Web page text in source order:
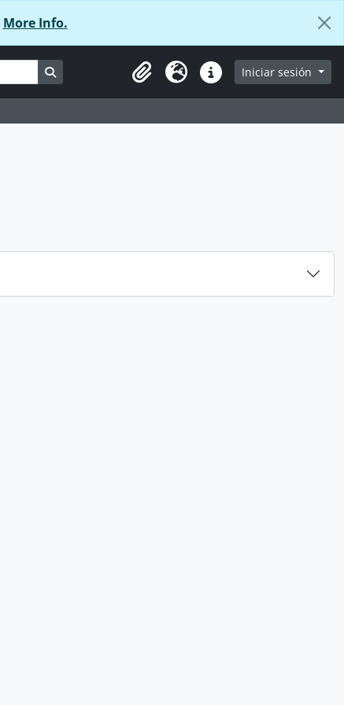
More Info.
Search in browse page
Portapapeles
Idioma Enlaces rápidos
Iniciar sesión